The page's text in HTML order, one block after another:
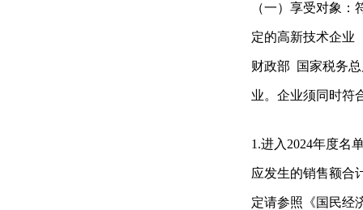
（一）享受对象
定的高新技术企业
财政部 国家税务
业。企业须同时符
1.进入2024年度名
应发生的销售额合
定请参照《国民经